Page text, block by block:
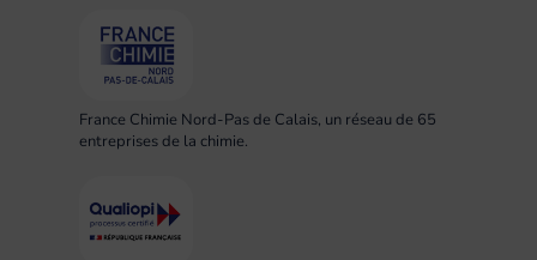
France Chimie Nord-Pas de Calais, un réseau de 65
entreprises de la chimie.